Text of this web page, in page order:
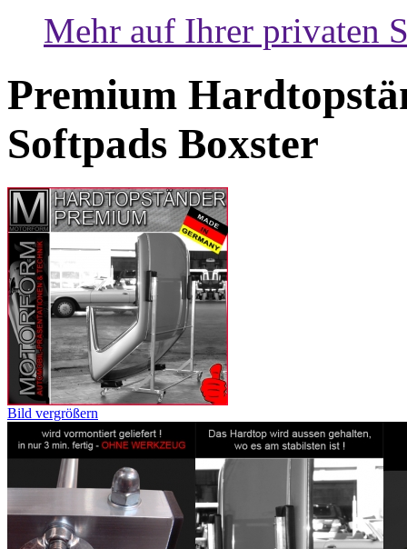
Mehr auf Ihrer privaten
Premium
Softpads Boxster
Bild vergrößern